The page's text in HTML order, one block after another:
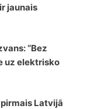
jaunais
“Bez
uz elektrisko
Latvijā